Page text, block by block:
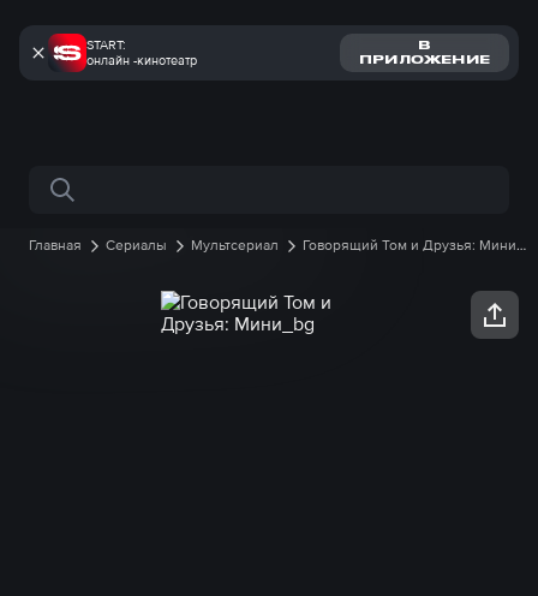
START:
онлайн -кинотеатр
В
ПРИЛОЖЕНИЕ
Поиск по сайту
Главная Сериалы Мультсериал
Говорящий Том и Друзья: Мини